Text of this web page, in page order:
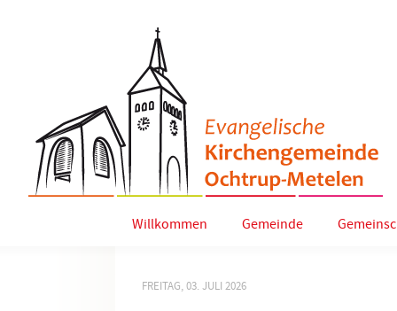
Willkommen Gemeinde
FREITAG, 03. JULI 2026